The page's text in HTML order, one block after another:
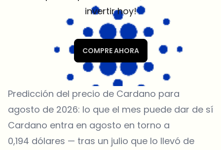
invertir hoy!
COMPRE AHORA
Predicción del precio de Cardano para
agosto de 2026: lo que el mes puede dar de sí
Cardano entra en agosto en torno a
0,194 dólares — tras un julio que lo llevó de